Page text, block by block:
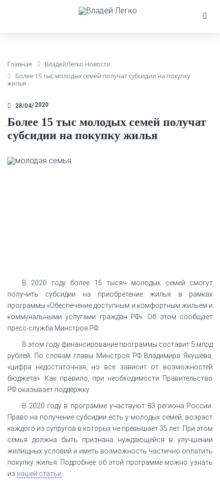
Главная
ВладейЛегко Новости
Более 15 тыс молодых семей получат субсидии на покупку
жилья
28/04 2020
Более 15 тыс молодых семей получат
субсидии на покупку жилья
В 2020 году более 15 тысяч молодых семей смогут
получить субсидии на приобретение жилья в рамках
программы «Обеспечение доступным и комфортным жильем и
коммунальными услугами граждан РФ». Об этом сообщает
пресс-служба Минстроя РФ.
В этом году финансирование программы составит 5 млрд
рублей. По словам главы Минстроя РФ Владимира Якушева,
«цифра недостаточная, но все зависит от возможностей
бюджета». Как правило, при необходимости Правительство
РФ оказывает поддержку.
В 2020 году в программе участвуют 83 региона России.
Право на получение субсидии есть у молодых семей, возраст
каждого из супругов в которых не превышает 35 лет. При этом
семья должна быть признана нуждающейся в улучшении
жилищных условий и иметь возможность частично оплатить
покупку жилья. Подробнее об этой программе можно узнать
из нашей статьи